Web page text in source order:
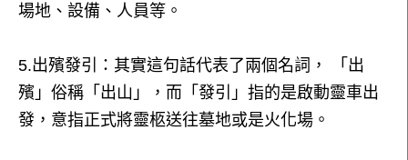
場地、設備、人員等。
5.出殯發引：其實這句話代表了兩個名詞， 「出
殯」俗稱「出山」，而「發引」指的是啟動靈車出
發，意指正式將靈柩送往墓地或是火化場。